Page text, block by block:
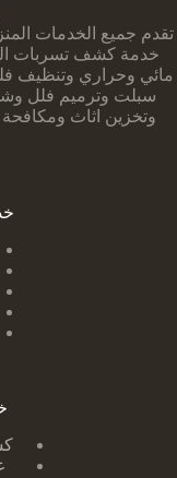
تقدم جميع الخدمات
خدمة كشف تسربات
مائي وحراري وتنظيف
سبلت وترميم فلل
وتخزين اثاث